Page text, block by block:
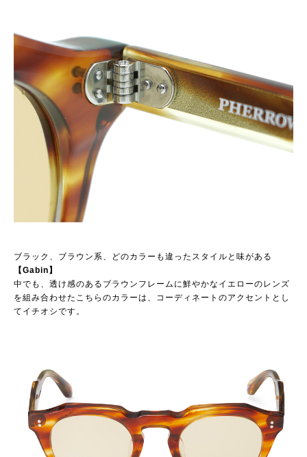
ブラック、ブラウン系、どのカラーも違ったスタイルと味がある
【Gabin】
中でも、透け感のあるブラウンフレームに鮮やかなイエローのレンズ
を組み合わせたこちらのカラーは、コーディネートのアクセントとし
てイチオシです。